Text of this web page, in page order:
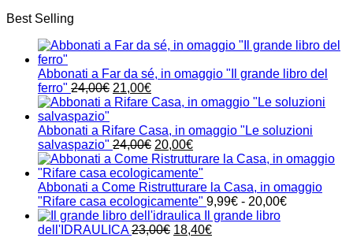
35,00€.19,90€.
Best Selling
Abbonati a Far da sé, in omaggio "Il grande libro del
ferro" 24,00€ Il
prezzo
era:
24,00€.
21,00€Il
prezzo
è:
21,00€.
Abbonati a Rifare Casa, in omaggio "Le soluzioni
salvaspazio" 24,00€ Il
prezzo
originale
era:
24,00€.
20,00€Il
prezzo
attuale
è:
20,00€.
Abbonati a Come Ristrutturare la Casa, in omaggio
"Rifare casa ecologicamente" 9,99€ - 20,00€Fascia
Il grande libro
dell'IDRAULICA 23,00€ Il
18,40€Il